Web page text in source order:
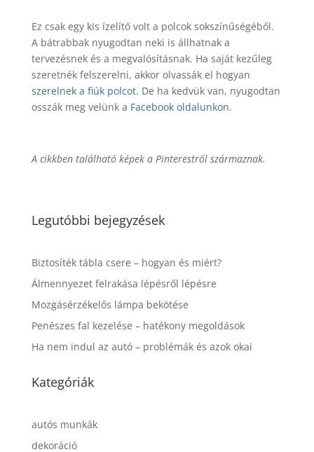
Ez csak egy kis ízelítő volt a polcok sokszínűségéből.
A bátrabbak nyugodtan neki is állhatnak a
tervezésnek és a megvalósításnak. Ha saját kezűleg
szeretnék felszerelni, akkor olvassák el hogyan
szerelnek a fiúk polcot. De ha kedvük van, nyugodtan
osszák meg velünk a Facebook oldalunkon.
A cikkben található képek a Pinterestről származnak.
Legutóbbi bejegyzések
Biztosíték tábla csere – hogyan és miért?
Álmennyezet felrakása lépésről lépésre
Mozgásérzékelős lámpa bekötése
Penészes fal kezelése – hatékony megoldások
Ha nem indul az autó – problémák és azok okai
Kategóriák
autós munkák
dekoráció